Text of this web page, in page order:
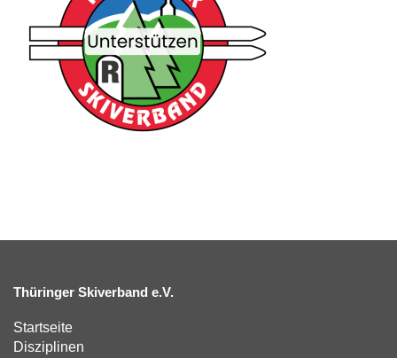
Thüringer Skiverband e.V.
Startseite
Disziplinen